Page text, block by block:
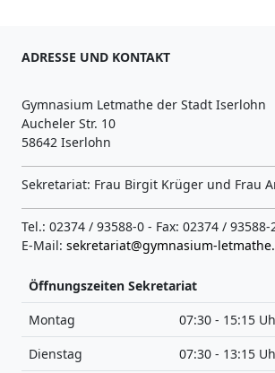
ADRESSE UND KONTAKT
Gymnasium Letmathe der Stadt Iserlohn
Aucheler Str. 10
58642 Iserlohn
Sekretariat: Frau Birgit Krüger und Frau
Tel.: 02374 / 93588-0 - Fax: 02374 / 93588-
E-Mail: sekretariat@gymnasium-
Öffnungszeiten Sekretariat
Montag
07:30 - 15:15
Dienstag
07:30 - 13:15